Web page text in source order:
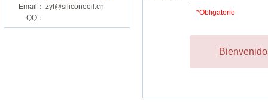
Email： zyf@siliconeoil.cn
QQ：
*Obligatorio